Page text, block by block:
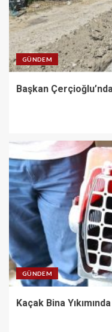
GÜNDEM
Başkan
GÜNDEM
Kaçak Bina